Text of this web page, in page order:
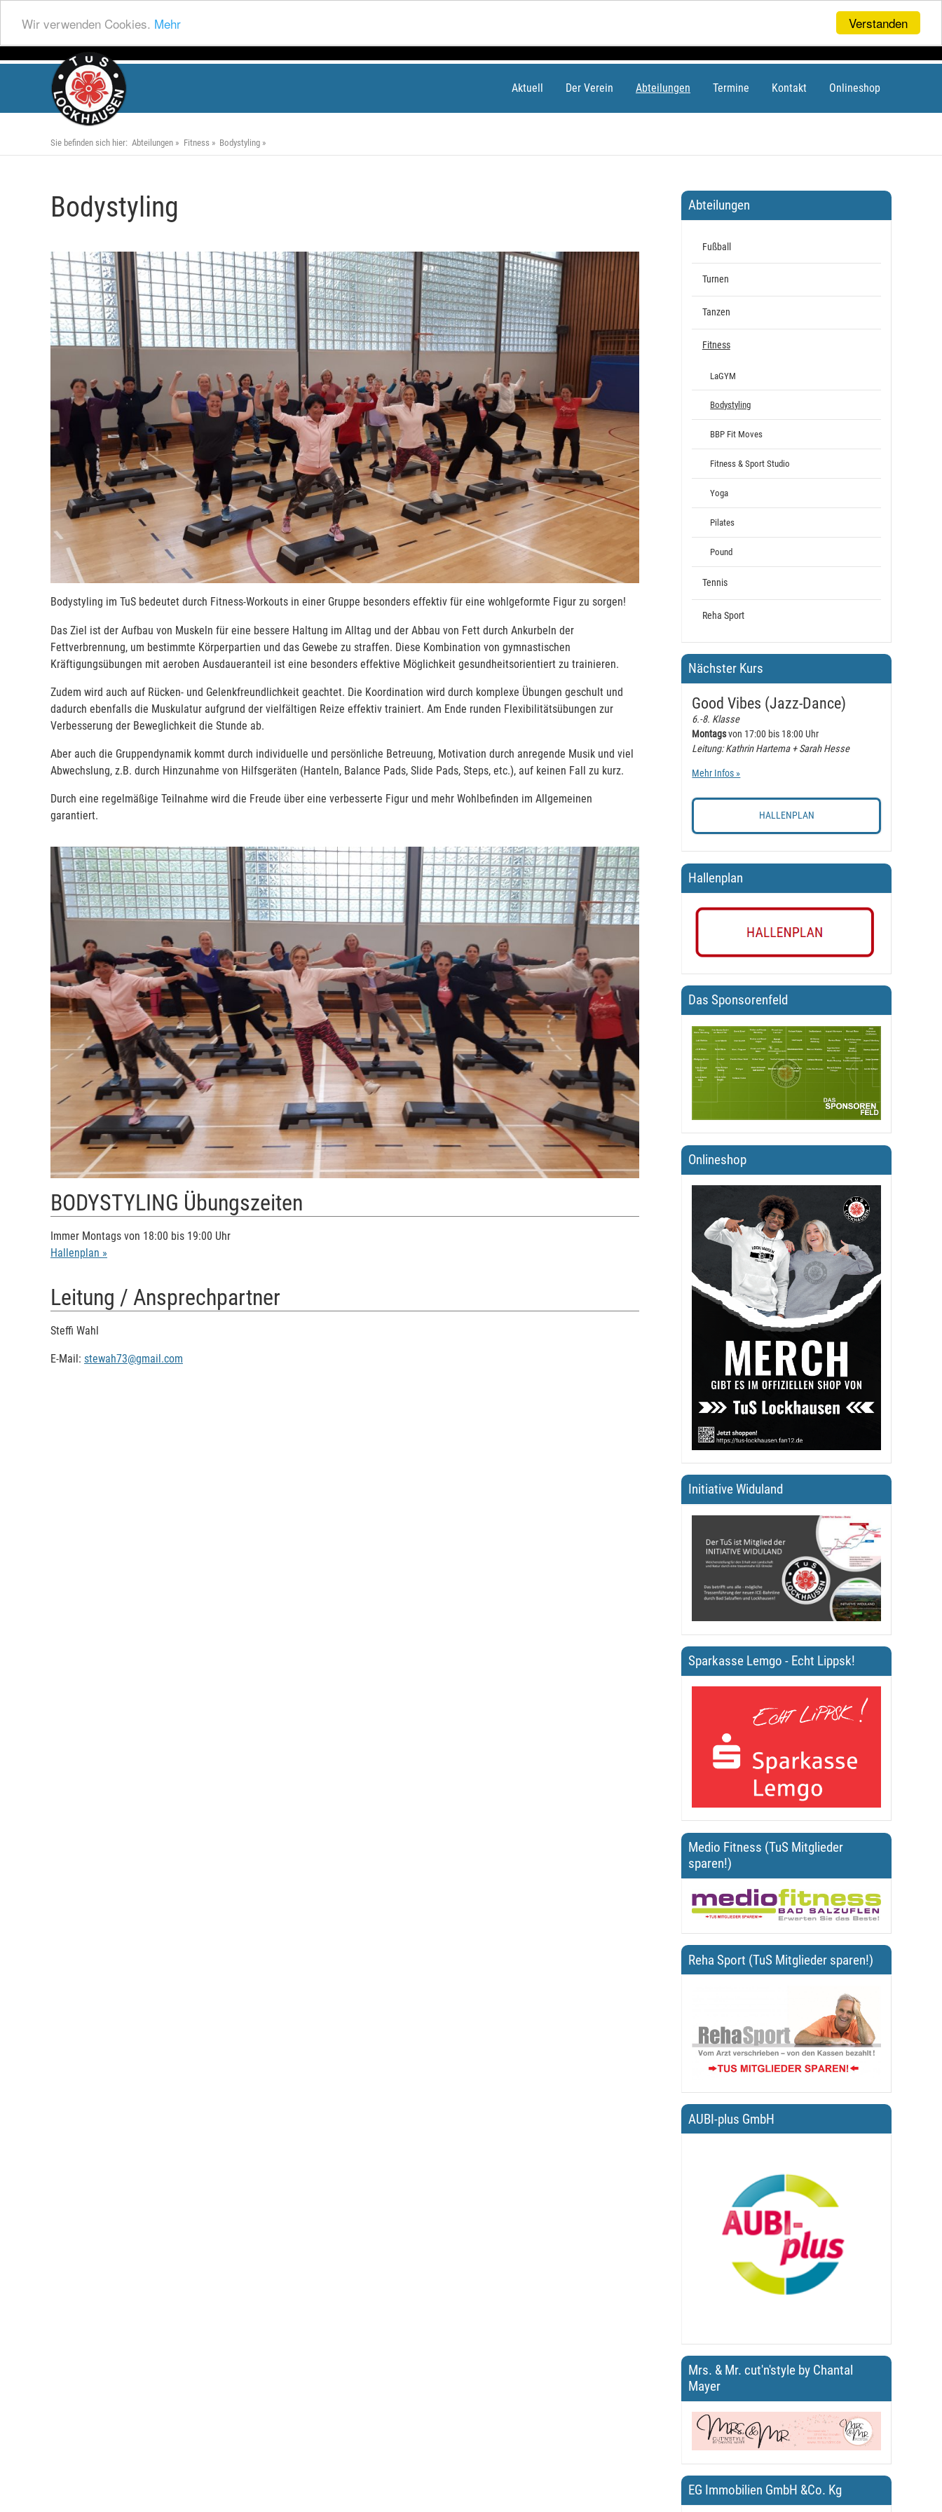
Verstanden
Wir verwenden Cookies. Mehr
Aktuell Der Verein Abteilungen Termine Kontakt Onlineshop
Sie befinden sich hier: Abteilungen Fitness Bodystyling
Bodystyling
Bodystyling im TuS bedeutet durch Fitness-Workouts in einer Gruppe besonders effektiv für eine wohlgeformte Figur zu sorgen!
Das Ziel ist der Aufbau von Muskeln für eine bessere Haltung im Alltag und der Abbau von Fett durch Ankurbeln der
Fettverbrennung, um bestimmte Körperpartien und das Gewebe zu straffen. Diese Kombination von gymnastischen
Kräftigungsübungen mit aeroben Ausdaueranteil ist eine besonders effektive Möglichkeit gesundheitsorientiert zu trainieren.
Zudem wird auch auf Rücken- und Gelenkfreundlichkeit geachtet. Die Koordination wird durch komplexe Übungen geschult und
dadurch ebenfalls die Muskulatur aufgrund der vielfältigen Reize effektiv trainiert. Am Ende runden Flexibilitätsübungen zur
Verbesserung der Beweglichkeit die Stunde ab.
Aber auch die Gruppendynamik kommt durch individuelle und persönliche Betreuung, Motivation durch anregende Musik und viel
Abwechslung, z.B. durch Hinzunahme von Hilfsgeräten (Hanteln, Balance Pads, Slide Pads, Steps, etc.), auf keinen Fall zu kurz.
Durch eine regelmäßige Teilnahme wird die Freude über eine verbesserte Figur und mehr Wohlbefinden im Allgemeinen
garantiert.
BODYSTYLING Übungszeiten
Immer Montags von 18:00 bis 19:00 Uhr
Hallenplan »
Leitung / Ansprechpartner
Steffi Wahl
E-Mail: stewah73@gmail.com
Abteilungen
Fußball
Turnen
Tanzen
Fitness
LaGYM
Bodystyling
BBP Fit Moves
Fitness & Sport Studio
Yoga
Pilates
Pound
Tennis
Reha Sport
Nächster Kurs
Good Vibes (Jazz-Dance)
6.-8. Klasse
Montagsvon 17:00 bis 18:00 Uhr
Leitung: Kathrin Hartema + Sarah Hesse
Mehr Infos »
HALLENPLAN
Hallenplan
Das Sponsorenfeld
Onlineshop
Initiative Widuland
Sparkasse Lemgo - Echt Lippsk!
Medio Fitness (TuS Mitglieder
sparen!)
Reha Sport (TuS Mitglieder sparen!)
AUBI-plus GmbH
Mrs. & Mr. cut'n'style by Chantal
Mayer
EG Immobilien GmbH &Co. Kg